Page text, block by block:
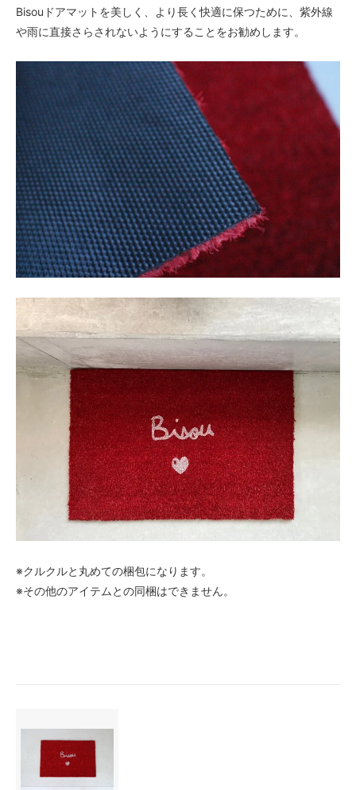
Bisouドアマットを美しく、より長く快適に保つために、紫外線
や雨に直接さらされないようにすることをお勧めします。
※クルクルと丸めての梱包になります。
※その他のアイテムとの同梱はできません。